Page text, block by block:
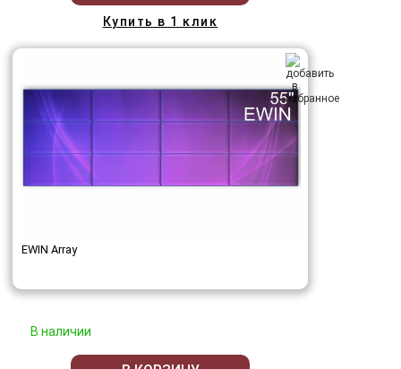
Купить в 1 клик
EWIN Array
В наличии